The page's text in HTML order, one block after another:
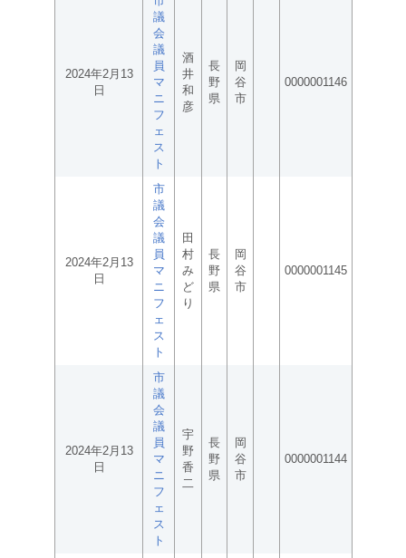
2024年2月13
日
議
会
議
員
マ
ニ
フ
ェ
ス
ト
酒
井
和
彦
長
野
県
岡
谷
市
0000001146
2024年2月13
日
市
議
会
議
員
マ
ニ
フ
ェ
ス
ト
田
村
み
ど
り
長
野
県
岡
谷
市
0000001145
2024年2月13
日
市
議
会
議
員
マ
ニ
フ
ェ
ス
ト
宇
野
香
二
長
野
県
岡
谷
市
0000001144